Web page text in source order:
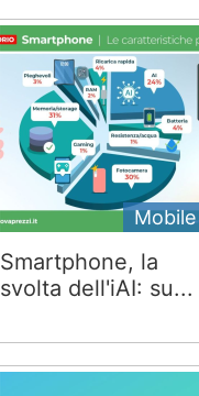
Mobile
Smartphone, la
svolta dell'iAI: su...